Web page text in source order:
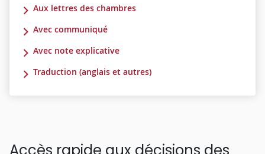
Aux lettres des chambres
Avec communiqué
Avec note explicative
Traduction (anglais et autres)
Accès rapide aux décisions des